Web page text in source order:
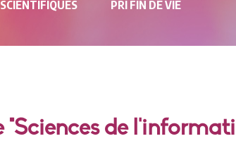
PRI FIN DE VIE
"Sciences de